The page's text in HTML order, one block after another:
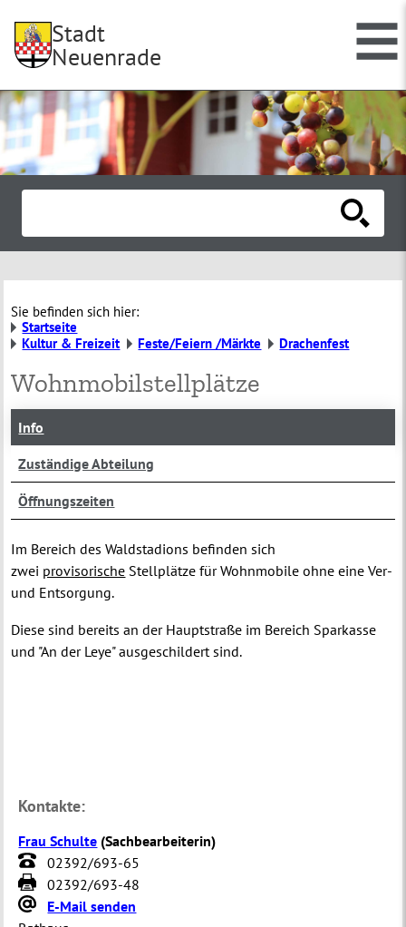
Stadt
Neuenrade
Sie befinden sich hier:
Startseite
Kultur & Freizeit
Feste/Feiern /Märkte Drachenfest
Wohnmobilstellplätze
Info
Zuständige Abteilung
Öffnungszeiten
Im Bereich des Waldstadions befinden sich
zwei provisorische Stellplätze für Wohnmobile ohne eine Ver-
und Entsorgung.
Diese sind bereits an der Hauptstraße im Bereich Sparkasse
und "An der Leye" ausgeschildert sind.
Kontakte:
Frau Schulte (Sachbearbeiterin)
02392/693-65
02392/693-48
E-Mail senden